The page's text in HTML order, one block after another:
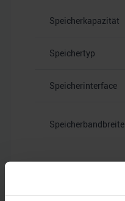
Speicherkapazität
Speichertyp
Speicherinterface
Speicherbandbreite